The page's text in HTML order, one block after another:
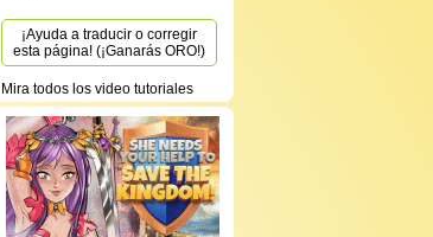
¡Ayuda a traducir o corregir
esta página! (¡Ganarás ORO!)
Mira todos los video tutoriales